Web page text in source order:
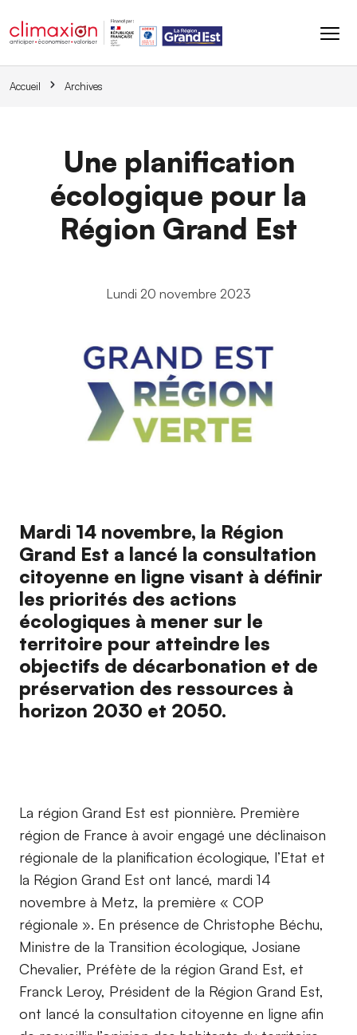
Accueil Archives
Une planification
écologique pour la
Région Grand Est
Lundi 20 novembre 2023
Mardi 14 novembre, la Région
Grand Est a lancé la consultation
citoyenne en ligne visant à définir
les priorités des actions
écologiques à mener sur le
territoire pour atteindre les
objectifs de décarbonation et de
préservation des ressources à
horizon 2030 et 2050.
La région Grand Est est pionnière. Première
région de France à avoir engagé une déclinaison
régionale de la planification écologique, l’Etat et
la Région Grand Est ont lancé, mardi 14
novembre à Metz, la première « COP
régionale ». En présence de Christophe Béchu,
Ministre de la Transition écologique, Josiane
Chevalier, Préfète de la région Grand Est, et
Franck Leroy, Président de la Région Grand Est,
ont lancé la consultation citoyenne en ligne afin